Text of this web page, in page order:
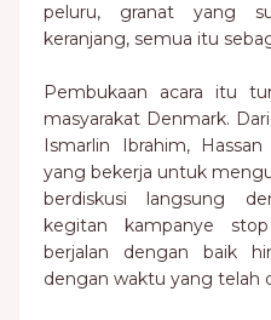
peluru, granat yang
keranjang, semua itu
Pembukaan acara itu
masyarakat Denmark.
Ismarlin Ibrahim,
yang bekerja untuk
berdiskusi langsung
kegitan kampanye
berjalan dengan baik
dengan waktu yang telah